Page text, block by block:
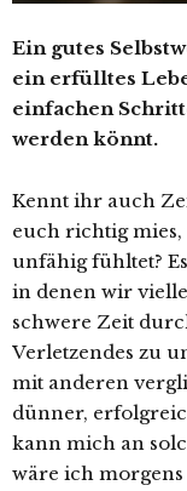
Ein gutes
ein erfülltes
einfachen
werden könnt.
Kennt ihr auch
euch richtig
unfähig fühltet?
in denen wir
schwere Zeit
Verletzendes zu
mit anderen
dünner,
kann mich an
wäre ich